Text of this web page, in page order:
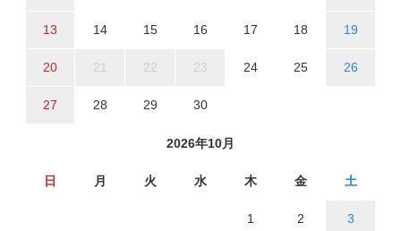
13 14 15 16 17 18 19
20 21 22 23 24 25 26
27 28 29 30
2026年10月
日 月 火 水 木 金 土
1 2 3